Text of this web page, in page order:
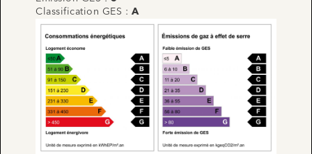
Classification GES : A